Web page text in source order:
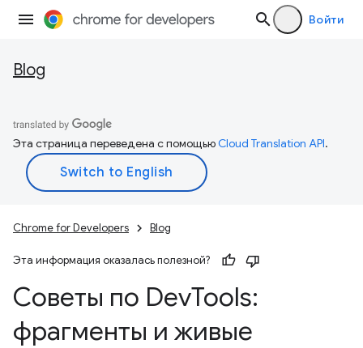
Войти
Blog
Эта страница переведена с помощьюCloud Translation API.
Chrome for Developers Blog
Эта информация оказалась полезной?
Советы по DevTools:
фрагменты и живые